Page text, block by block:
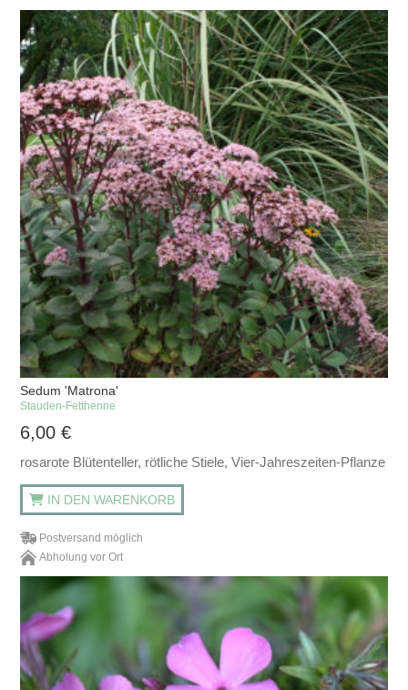
Sedum 'Matrona'
Stauden-Fetthenne
6,00€
rosarote Blütenteller, rötliche Stiele, Vier-Jahreszeiten-Pflanze
IN DEN WARENKORB
Postversand möglich
Abholung vor Ort